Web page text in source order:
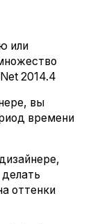
или
2014.4
вы
времени
оттенки